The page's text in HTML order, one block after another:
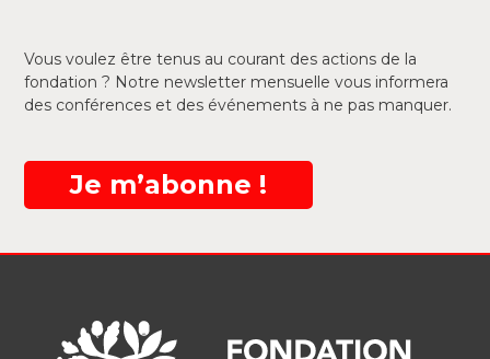
Vous voulez être tenus au courant des actions de la
fondation ? Notre newsletter mensuelle vous informera
des conférences et des événements à ne pas manquer.
Je m’abonne !